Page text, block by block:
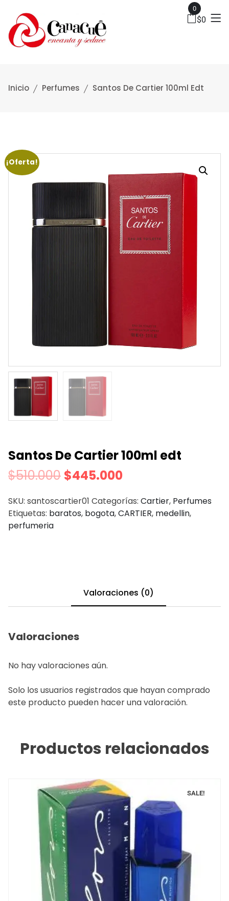
0
$0
Inicio Perfumes Santos De Cartier 100ml Edt
¡Oferta!
Santos De Cartier 100ml edt
$510.000 $445.000
SKU: santoscartier01 Categorías: Cartier, Perfumes
Etiquetas: baratos, bogota,CARTIER, medellin,
perfumeria
Valoraciones (0)
Valoraciones
No hay valoraciones aún.
Solo los usuarios registrados que hayan comprado
este producto pueden hacer una valoración.
Productos relacionados
SALE!